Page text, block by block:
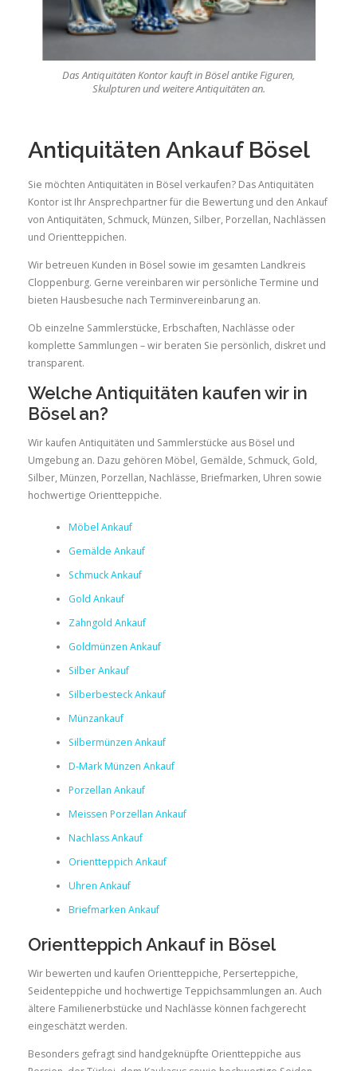
Das Antiquitäten Kontor kauft in Bösel antike Figuren,
Skulpturen und weitere Antiquitäten an.
Antiquitäten Ankauf Bösel
Sie möchten Antiquitäten in Bösel verkaufen? Das Antiquitäten
Kontor ist Ihr Ansprechpartner für die Bewertung und den Ankauf
von Antiquitäten, Schmuck, Münzen, Silber, Porzellan, Nachlässen
und Orientteppichen.
Wir betreuen Kunden in Bösel sowie im gesamten Landkreis
Cloppenburg. Gerne vereinbaren wir persönliche Termine und
bieten Hausbesuche nach Terminvereinbarung an.
Ob einzelne Sammlerstücke, Erbschaften, Nachlässe oder
komplette Sammlungen – wir beraten Sie persönlich, diskret und
transparent.
Welche Antiquitäten kaufen wir in
Bösel an?
Wir kaufen Antiquitäten und Sammlerstücke aus Bösel und
Umgebung an. Dazu gehören Möbel, Gemälde, Schmuck, Gold,
Silber, Münzen, Porzellan, Nachlässe, Briefmarken, Uhren sowie
hochwertige Orientteppiche.
Möbel Ankauf
Gemälde Ankauf
Schmuck Ankauf
Gold Ankauf
Zahngold Ankauf
Goldmünzen Ankauf
Silber Ankauf
Silberbesteck Ankauf
Münzankauf
Silbermünzen Ankauf
D-Mark Münzen Ankauf
Porzellan Ankauf
Meissen Porzellan Ankauf
Nachlass Ankauf
Orientteppich Ankauf
Uhren Ankauf
Briefmarken Ankauf
Orientteppich Ankauf in Bösel
Wir bewerten und kaufen Orientteppiche, Perserteppiche,
Seidenteppiche und hochwertige Teppichsammlungen an. Auch
ältere Familienerbstücke und Nachlässe können fachgerecht
eingeschätzt werden.
Besonders gefragt sind handgeknüpfte Orientteppiche aus